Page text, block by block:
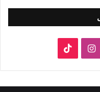
انستقرام